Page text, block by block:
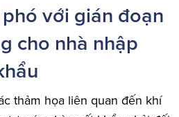
với gián đoạn
cho nhà nhập
thảm họa liên quan đến khí